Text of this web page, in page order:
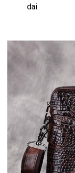
dai.